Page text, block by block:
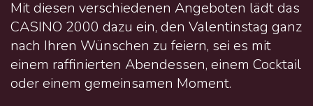
Mit diesen verschiedenen Angeboten lädt das
CASINO 2000 dazu ein, den Valentinstag ganz
nach Ihren Wünschen zu feiern, sei es mit
einem raffinierten Abendessen, einem Cocktail
oder einem gemeinsamen Moment.